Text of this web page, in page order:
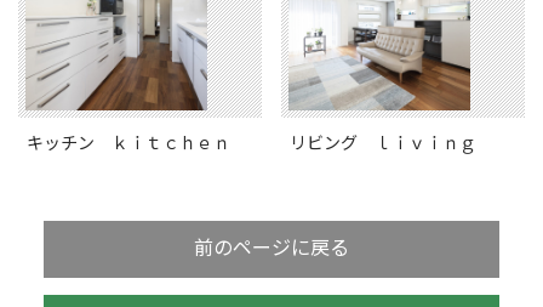
キッチン ｋｉｔｃｈｅｎ リビング ｌｉｖｉｎｇ
前のページに戻る